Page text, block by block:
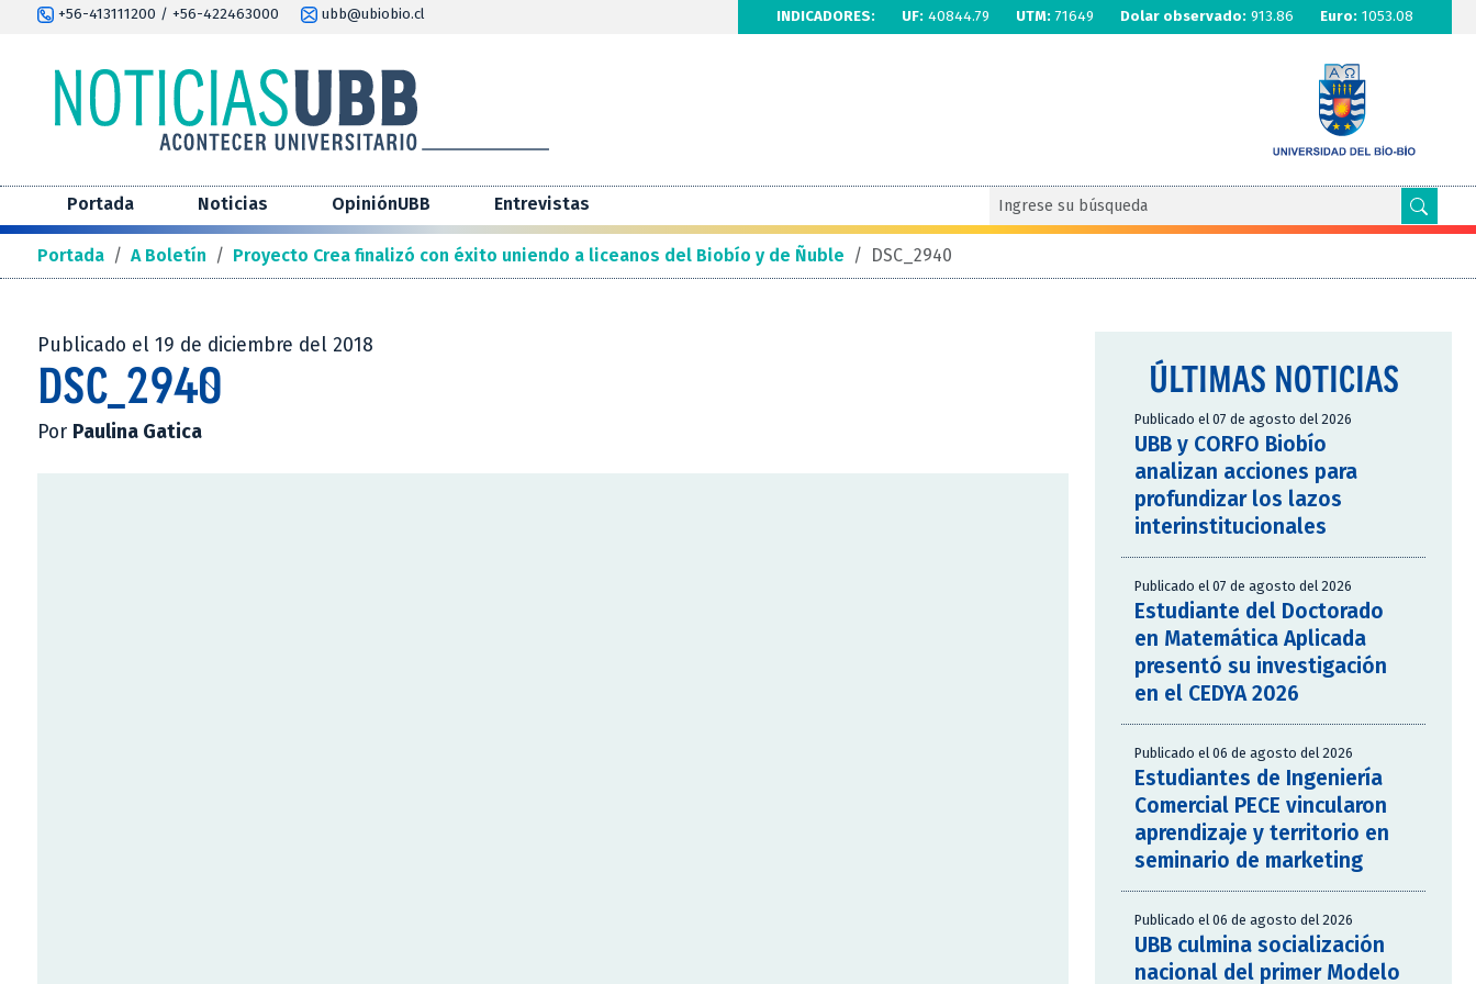
+56-413111200 / +56-422463000 ubb@ubiobio.cl INDICADORES: UF: 40844.79 UTM: 71649 Dolar observado: 913.86 Euro: 1053.08
Portada Noticias OpiniónUBB Entrevistas
Portada / A Boletín / Proyecto Crea finalizó con éxito uniendo a liceanos del Biobío y de Ñuble / DSC_2940
Publicado el 19 de diciembre del 2018
DSC_2940
Por Paulina Gatica
ÚLTIMAS NOTICIAS
Publicado el 07 de agosto del 2026
UBB y CORFO Biobío
analizan acciones para
profundizar los lazos
interinstitucionales
Publicado el 07 de agosto del 2026
Estudiante del Doctorado
en Matemática Aplicada
presentó su investigación
en el CEDYA 2026
Publicado el 06 de agosto del 2026
Estudiantes de Ingeniería
Comercial PECE vincularon
aprendizaje y territorio en
seminario de marketing
Publicado el 06 de agosto del 2026
UBB culmina socialización
nacional del primer Modelo